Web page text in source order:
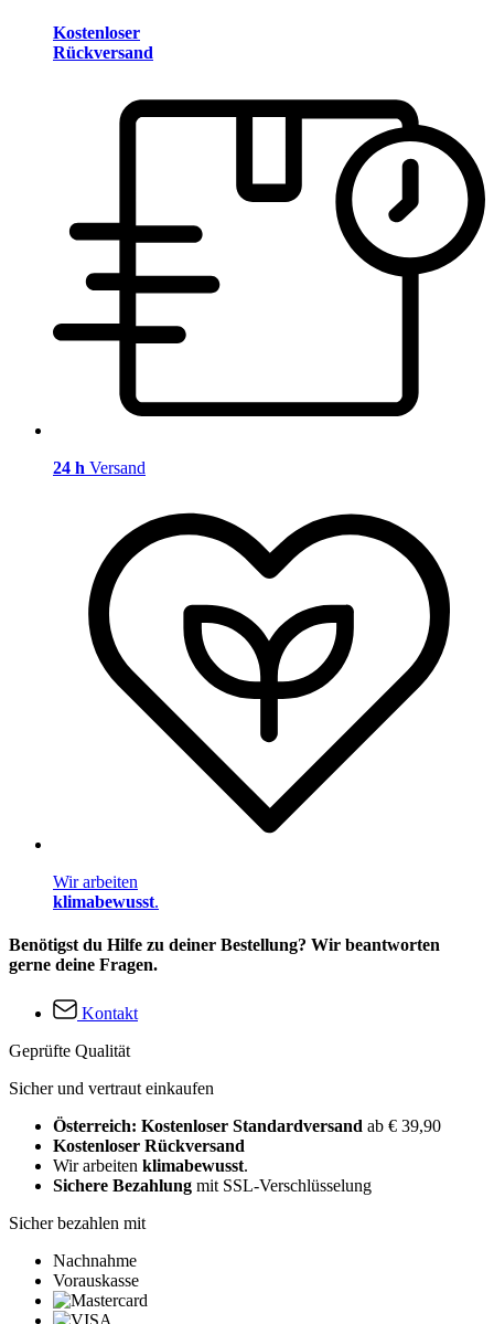
Kostenloser
Rückversand
24 h Versand
Wir arbeiten
klimabewusst.
Benötigst du Hilfe zu deiner Bestellung? Wir beantworten
gerne deine Fragen.
Kontakt
Geprüfte Qualität
Sicher und vertraut einkaufen
Österreich: Kostenloser Standardversand ab € 39,90
Kostenloser Rückversand
Wir arbeiten klimabewusst.
Sichere Bezahlung mit SSL-Verschlüsselung
Sicher bezahlen mit
Nachnahme
Vorauskasse